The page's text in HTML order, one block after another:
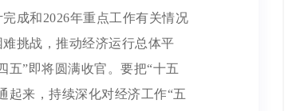
成和2026年重点工作有关情况
挑战，推动经济运行总体平
五”即将圆满收官。要把“十五
起来，持续深化对经济工作“五